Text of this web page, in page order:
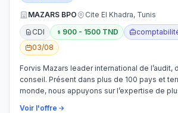
MAZARS BPO
Cite El Khadra, Tunis
CDI
900 - 1500 TND
03/08
Forvis Mazars leader international de l’audit,
conseil. Présent dans plus de 100 pays et
monde, nous appuyons sur l’expertise de
Voir l'offre